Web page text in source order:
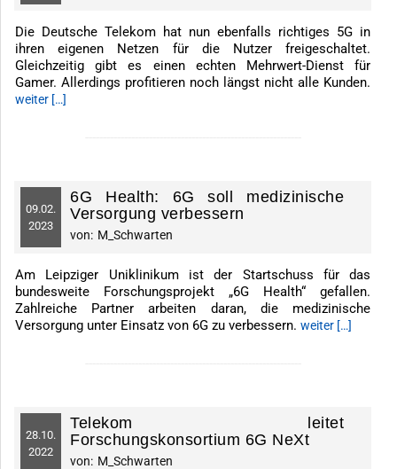
Die Deutsche Telekom hat nun ebenfalls richtiges 5G in
ihren eigenen Netzen für die Nutzer freigeschaltet.
Gleichzeitig gibt es einen echten Mehrwert-Dienst für
Gamer. Allerdings profitieren noch längst nicht alle Kunden.
weiter […]
09.02.
2023
6G Health: 6G soll medizinische
Versorgung verbessern
von: M_Schwarten
Am Leipziger Uniklinikum ist der Startschuss für das
bundesweite Forschungsprojekt „6G Health“ gefallen.
Zahlreiche Partner arbeiten daran, die medizinische
Versorgung unter Einsatz von 6G zu verbessern. weiter […]
28.10.
2022
Telekom leitet
Forschungskonsortium 6G NeXt
von: M_Schwarten